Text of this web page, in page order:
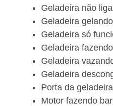
Geladeira não liga
Geladeira
Geladeira só
Geladeira
Geladeira
Geladeira
Porta da
Motor fazendo